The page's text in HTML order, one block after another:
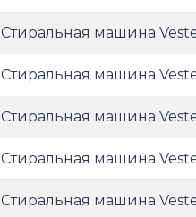
Стиральная машина
Стиральная машина
Стиральная машина
Стиральная машина
Стиральная машина